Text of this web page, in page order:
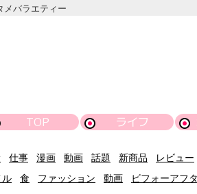
メバラエティー
TOP ライフ
仕事 漫画 動画 話題 新商品
レビュー
ル 食 ファッション 動画 ビフォーアフ